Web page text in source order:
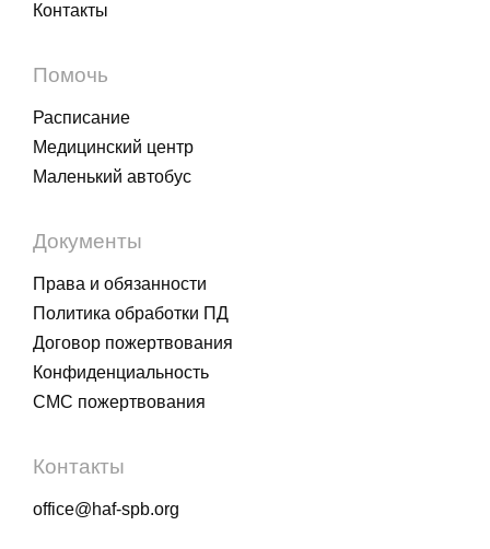
Контакты
Помочь
Расписание
Медицинский центр
Маленький автобус
Документы
Права и обязанности
Политика обработки ПД
Договор пожертвования
Конфиденциальность
СМС пожертвования
Контакты
office@haf-spb.org